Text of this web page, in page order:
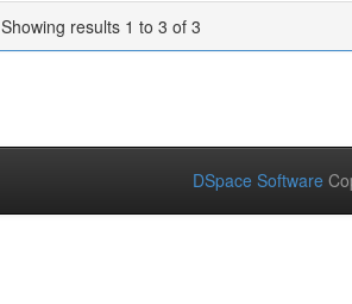
Showing results 1 to 3 of 3
DSpace Software